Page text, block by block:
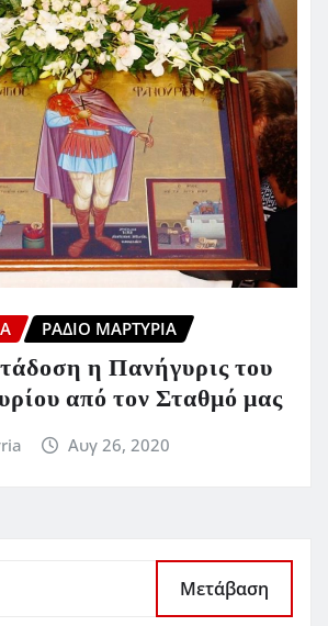
ΡΆΔΙΟ ΜΑΡΤΥΡΊΑ
η Πανήγυρις του
από τον Σταθμό μας
Αυγ 26, 2020
Μετάβαση